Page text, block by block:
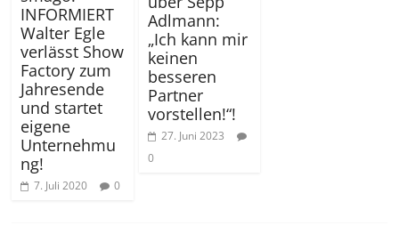
INFORMIERT
Walter Egle
verlässt Show
Factory zum
Jahresende
und startet
eigene
Unternehmu
ng!
7. Juli 2020 0
Adlmann:
„Ich kann mir
keinen
besseren
Partner
vorstellen!“!
27. Juni 2023
0